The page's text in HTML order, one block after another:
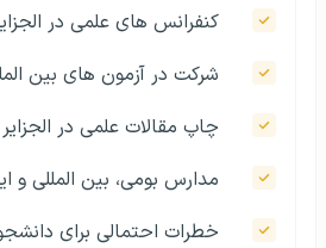
کنفرانس های علمی در
شرکت در آزمون های بین
چاپ مقالات علمی در
مدارس بومی، بین المللی و
خطرات احتمالی برای